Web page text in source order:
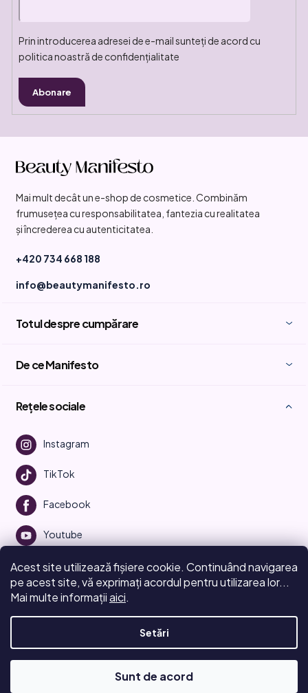
Acest site utilizează fișiere cookie. Continuând navigarea
pe acest site, vă exprimați acordul pentru utilizarea lor...
Mai multe informațiiaici.
Setări
Sunt de acord
Prin introducerea adresei de e-mail sunteți de acord cu
politica noastră de confidențialitate
Abonare
Mai mult decât un e-shop de cosmetice. Combinăm
frumusețea cu responsabilitatea, fantezia cu realitatea
și încrederea cu autenticitatea.
+420 734 668 188
info@beautymanifesto.ro
Totul despre cumpărare
De ce Manifesto
Rețele sociale
Instagram
TikTok
Facebook
Youtube
Creat de Shoptet
Drepturi de autor 2026Beauty Manifesto. Toate drepturile